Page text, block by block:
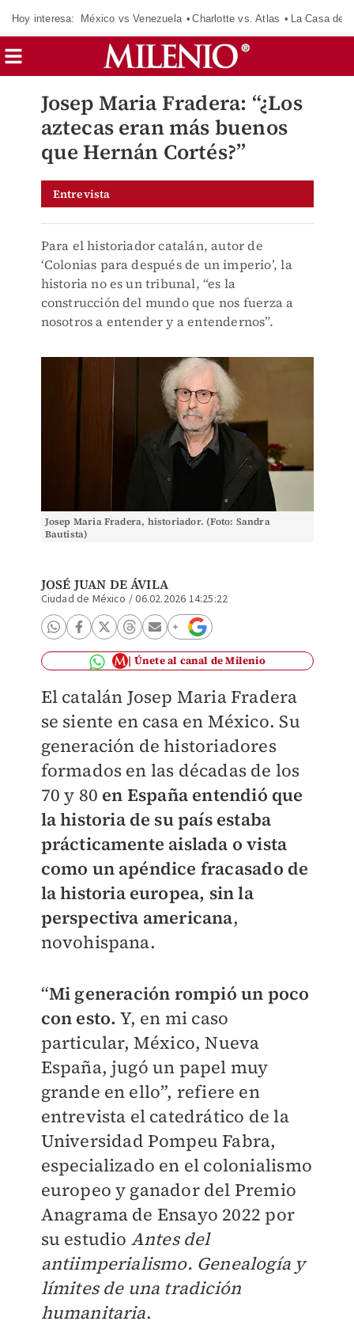
Hoy interesa: México vs Venezuela Charlotte vs. Atlas La Casa de
Josep Maria Fradera: “¿Los
aztecas eran más buenos
que Hernán Cortés?”
Entrevista
Para el historiador catalán, autor de
‘Colonias para después de un imperio’, la
historia no es un tribunal, “es la
construcción del mundo que nos fuerza a
nosotros a entender y a entendernos”.
Josep Maria Fradera, historiador. (Foto: Sandra
Bautista)
JOSÉ JUAN DE ÁVILA
Ciudad de México /06.02.2026 14:25:22
Únete al canal de Milenio
El catalán Josep Maria Fradera
se siente en casa en México. Su
generación de historiadores
formados en las décadas de los
70 y 80 en España entendió que
la historia de su país estaba
prácticamente aislada o vista
como un apéndice fracasado de
la historia europea, sin la
perspectiva americana,
novohispana.
“Mi generación rompió un poco
con esto. Y, en mi caso
particular, México, Nueva
España, jugó un papel muy
grande en ello”, refiere en
entrevista el catedrático de la
Universidad Pompeu Fabra,
especializado en el colonialismo
europeo y ganador del Premio
Anagrama de Ensayo 2022 por
su estudio Antes del
antiimperialismo. Genealogía y
límites de una tradición
humanitaria.